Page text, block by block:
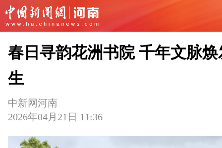
春日寻韵花洲书院 千年文脉焕
生
中新网河南
2026年04月21日 11:36